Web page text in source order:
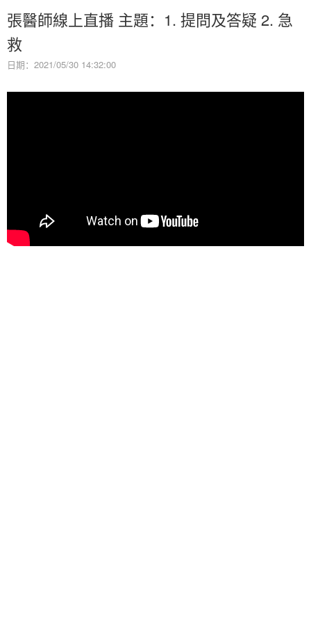
張醫師線上直播 主題：1. 提問及答疑 2. 急
救
日期：2021/05/30 14:32:00